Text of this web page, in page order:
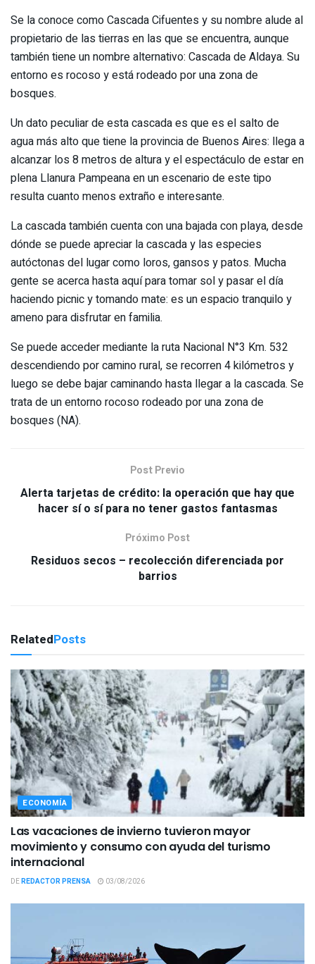
Se la conoce como Cascada Cifuentes y su nombre alude al
propietario de las tierras en las que se encuentra, aunque
también tiene un nombre alternativo: Cascada de Aldaya. Su
entorno es rocoso y está rodeado por una zona de
bosques.
Un dato peculiar de esta cascada es que es el salto de
agua más alto que tiene la provincia de Buenos Aires: llega a
alcanzar los 8 metros de altura y el espectáculo de estar en
plena Llanura Pampeana en un escenario de este tipo
resulta cuanto menos extraño e interesante.
La cascada también cuenta con una bajada con playa, desde
dónde se puede apreciar la cascada y las especies
autóctonas del lugar como loros, gansos y patos. Mucha
gente se acerca hasta aquí para tomar sol y pasar el día
haciendo picnic y tomando mate: es un espacio tranquilo y
ameno para disfrutar en familia.
Se puede acceder mediante la ruta Nacional N°3 Km. 532
descendiendo por camino rural, se recorren 4 kilómetros y
luego se debe bajar caminando hasta llegar a la cascada. Se
trata de un entorno rocoso rodeado por una zona de
bosques (NA).
Post Previo
Alerta tarjetas de crédito: la operación que hay que
hacer sí o sí para no tener gastos fantasmas
Próximo Post
Residuos secos – recolección diferenciada por
barrios
RelatedPosts
ECONOMÍA
Las vacaciones de invierno tuvieron mayor
movimiento y consumo con ayuda del turismo
internacional
DEREDACTOR PRENSA 03/08/2026